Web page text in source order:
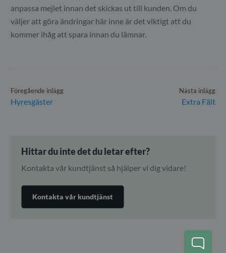
anpassa mejlet innan det skickas ut till kunden. Om du
väljer att göra ändringar här inne är det viktigt att du
kommer ihåg att spara innan du lämnar.
Föregående inlägg
Hyresgäster
Nästa inlägg
Extra Fält
Hittar du inte det du letar efter?
Kontakta vår kundtjänst så hjälper vi dig vidare!
Kontakta vår kundtjänst